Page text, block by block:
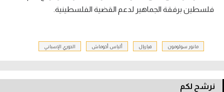
فلسطين برفقة الجماهير لدعم القضية الفلسطينية.
مانور سولومون فياريال ألياس أخوماش الدوري الإسباني
نرشح لكم